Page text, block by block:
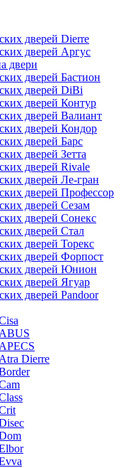
дверей Dierre
дверей Аргус
двери
дверей Бастион
дверей DiBi
дверей Контур
дверей Валиант
дверей Кондор
дверей Барс
дверей Зетта
дверей Rivale
дверей Ле-гран
дверей Профессор
дверей Сезам
дверей Сонекс
дверей Стал
дверей Торекс
дверей Форпост
дверей Юнион
дверей Ягуар
дверей Pandoor
Dierre